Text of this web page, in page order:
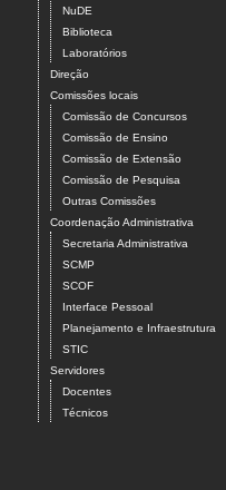
NuDE
Biblioteca
Laboratórios
Direção
Comissões locais
Comissão de Concursos
Comissão de Ensino
Comissão de Extensão
Comissão de Pesquisa
Outras Comissões
Coordenação Administrativa
Secretaria Administrativa
SCMP
SCOF
Interface Pessoal
Planejamento e Infraestrutura
STIC
Servidores
Docentes
Técnicos